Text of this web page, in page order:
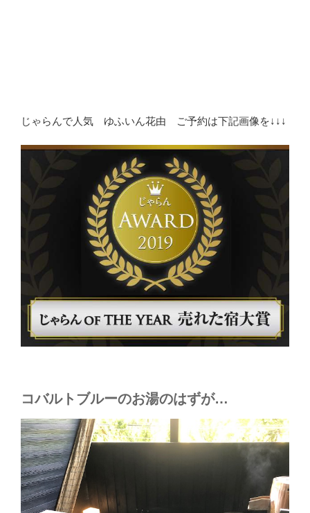
じゃらんで人気 ゆふいん花由 ご予約は下記画像を↓↓↓
コバルトブルーのお湯のはずが…